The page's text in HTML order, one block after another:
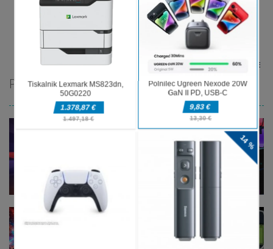
DELJENJE
PRIPOROČAMO
fnaf arcade